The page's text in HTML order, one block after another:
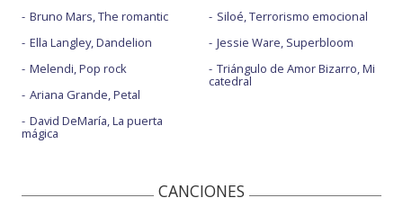
Bruno Mars, The romantic
Ella Langley, Dandelion
Melendi, Pop rock
Ariana Grande, Petal
David DeMaría, La puerta
mágica
Siloé, Terrorismo emocional
Jessie Ware, Superbloom
Triángulo de Amor Bizarro, Mi
catedral
CANCIONES